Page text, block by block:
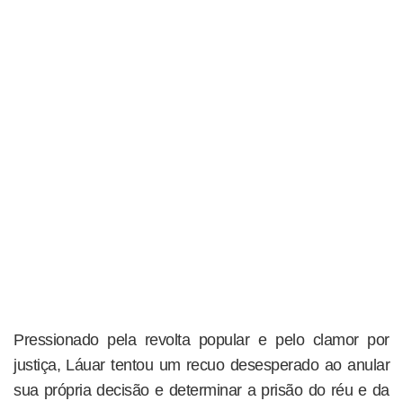
Pressionado pela revolta popular e pelo clamor por
justiça, Láuar tentou um recuo desesperado ao anular
sua própria decisão e determinar a prisão do réu e da